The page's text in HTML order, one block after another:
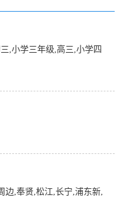
,小学三年级,高三,小学四
边,奉贤,松江,长宁,浦东新,